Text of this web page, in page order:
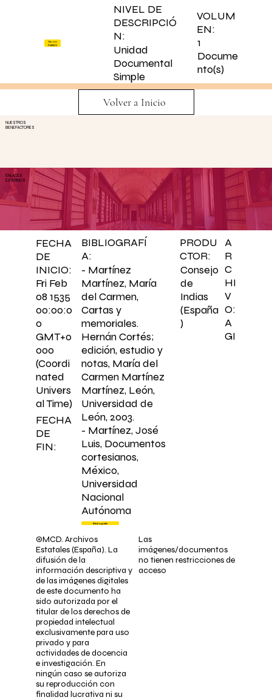
NIVEL DE
DESCRIPCIÓ
N:
Unidad
Documental
Simple
Ver en
PARES
VOLUM
EN:
1
Docume
nto(s)
FECHA
DE
FIN:
FECHA
DE
INICIO:
Fri Feb
08 1535
00:00:0
0
GMT+0
000
(Coordi
nated
Univers
al Time)
©MCD. Archivos
Estatales (España). La
difusión de la
información descriptiva y
de las imágenes digitales
de este documento ha
sido autorizada por el
titular de los derechos de
propiedad intelectual
exclusivamente para uso
privado y para
actividades de docencia
e investigación. En
ningún caso se autoriza
su reproducción con
finalidad lucrativa ni su
BIBLIOGRAFÍ
A:
- Martínez
Martínez, María
del Carmen,
Cartas y
memoriales.
Hernán Cortés;
edición, estudio y
notas, María del
Carmen Martínez
Martínez, León,
Universidad de
León, 2003.
- Martínez, José
Luis, Documentos
cortesianos,
México,
Universidad
Nacional
Autónoma
Bibliografía
PRODU
CTOR:
Consejo
de
Indias
(España
)
Las
imágenes/documentos
no tienen restricciones de
acceso
A
R
C
HI
V
O:
A
GI
Volver a Inicio
NUESTROS
BENEFACTORES
ENLACES
EXTERNOS